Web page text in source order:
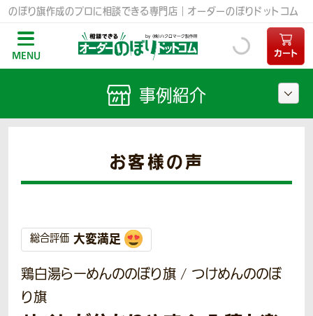
のぼり旗作成のプロに相談できる専門店｜オーダーのぼりドットコム
MENU カート
お客様の声
総合評価 大変満足
鶏白湯らーめんののぼり旗 / つけめんののぼ
り旗
事例紹介